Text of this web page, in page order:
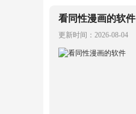
看同性漫画的软件
更新时间：2026-08-04